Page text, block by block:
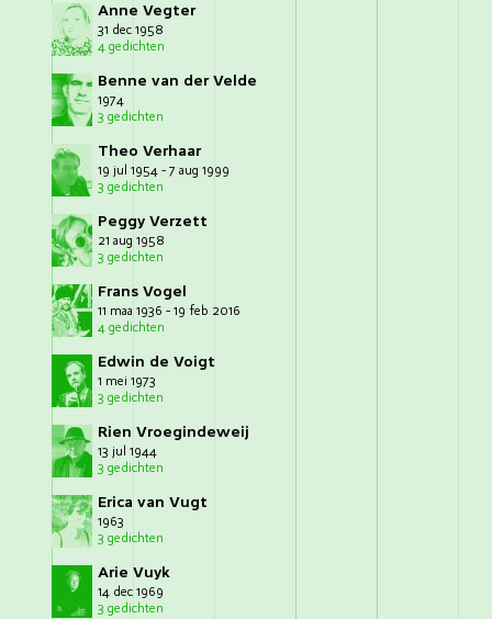
Anne Vegter
31 dec 1958
4 gedichten
Benne van der Velde
1974
3 gedichten
Theo Verhaar
19 jul 1954 - 7 aug 1999
3 gedichten
Peggy Verzett
21 aug 1958
3 gedichten
Frans Vogel
11 maa 1936 - 19 feb 2016
4 gedichten
Edwin de Voigt
1 mei 1973
3 gedichten
Rien Vroegindeweij
13 jul 1944
3 gedichten
Erica van Vugt
1963
3 gedichten
Arie Vuyk
14 dec 1969
3 gedichten